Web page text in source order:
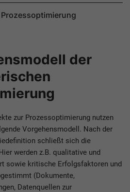
der
zur Prozessoptimierung nutzen
Vorgehensmodell. Nach der
schließt sich die
werden z.B. qualitative und
sowie kritische Erfolgsfaktoren und
(Dokumente,
Datenquellen zur